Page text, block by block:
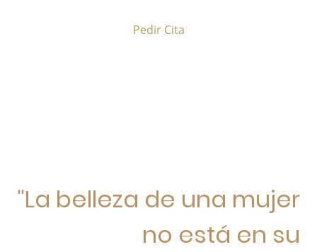
Pedir Cita
"La belleza de una mujer
no está en su